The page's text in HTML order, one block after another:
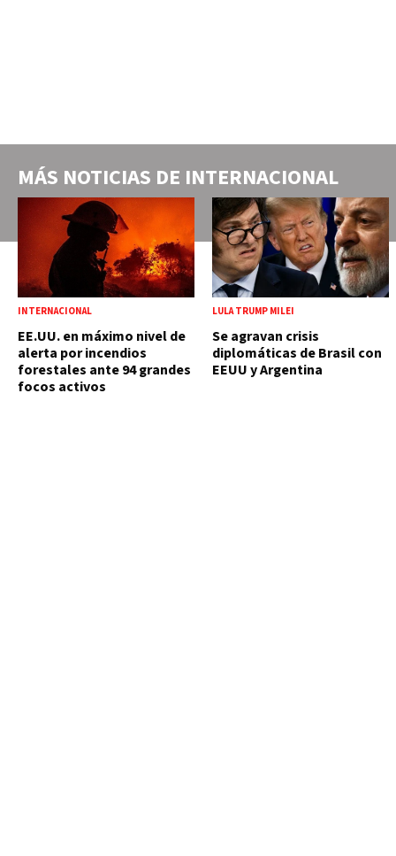
MÁS NOTICIAS DE INTERNACIONAL
INTERNACIONAL
EE.UU. en máximo nivel de
alerta por incendios
forestales ante 94 grandes
focos activos
LULA TRUMP MILEI
Se agravan crisis
diplomáticas de Brasil con
EEUU y Argentina